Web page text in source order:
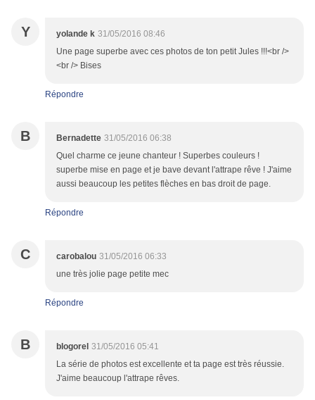
Y yolande k 31/05/2016 08:46
Une page superbe avec ces photos de ton petit Jules !!!<br />
<br /> Bises
Répondre
B Bernadette 31/05/2016 06:38
Quel charme ce jeune chanteur ! Superbes couleurs !
superbe mise en page et je bave devant l'attrape rêve ! J'aime
aussi beaucoup les petites flèches en bas droit de page.
Répondre
C carobalou 31/05/2016 06:33
une très jolie page petite mec
Répondre
B blogorel 31/05/2016 05:41
La série de photos est excellente et ta page est très réussie.
J'aime beaucoup l'attrape rêves.